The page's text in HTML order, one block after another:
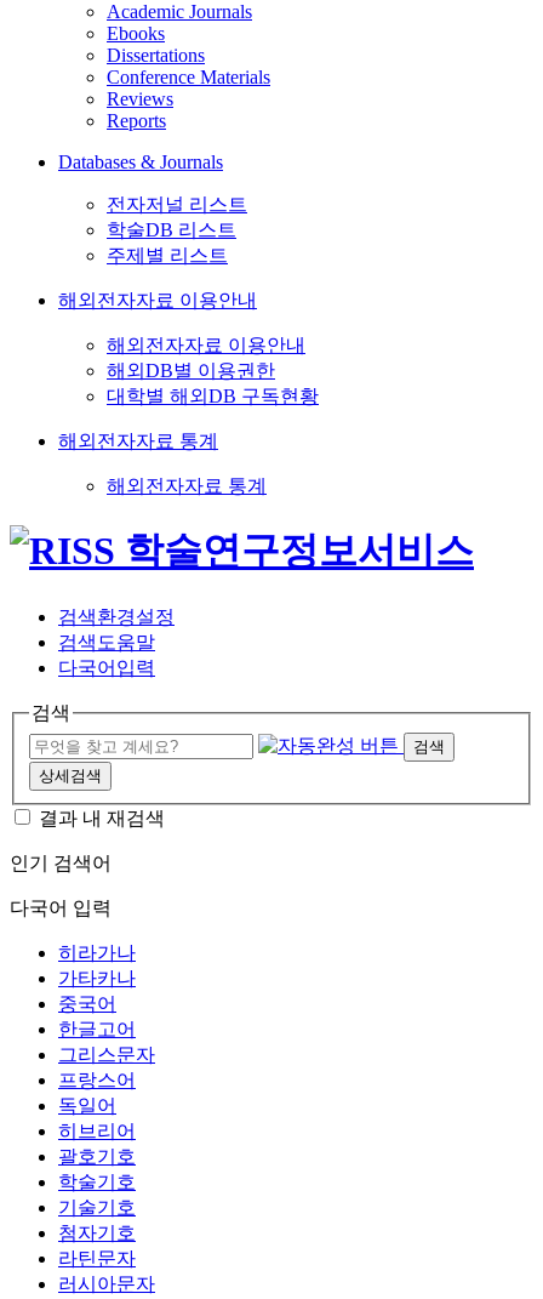
Academic Journals
Ebooks
Dissertations
Conference Materials
Reviews
Reports
Databases & Journals
전자저널 리스트
학술DB 리스트
주제별 리스트
해외전자자료 이용안내
해외전자자료 이용안내
해외DB별 이용권한
대학별 해외DB 구독현황
해외전자자료 통계
해외전자자료 통계
검색환경설정
검색도움말
다국어입력
검색
검색
상세검색
결과 내 재검색
인기 검색어
다국어 입력
히라가나
가타카나
중국어
한글고어
그리스문자
프랑스어
독일어
히브리어
괄호기호
학술기호
기술기호
첨자기호
라틴문자
러시아문자